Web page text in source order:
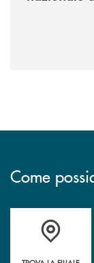
Come
Accedi all' elenco